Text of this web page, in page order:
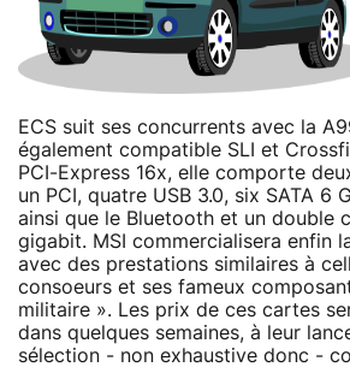
ECS suit ses concurrents avec la
également compatible SLI et
PCI-Express 16x, elle comporte
un PCI, quatre USB 3.0, six SATA 6
ainsi que le Bluetooth et un double
gigabit. MSI commercialisera enfin
avec des prestations similaires à
consoeurs et ses fameux
militaire ». Les prix de ces cartes
dans quelques semaines, à leur
sélection - non exhaustive donc -